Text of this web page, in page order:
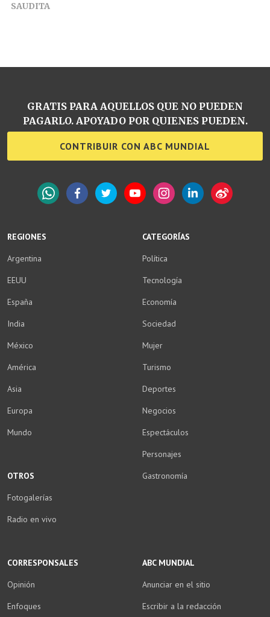
SAUDITA
REGIONES
Argentina
EEUU
España
India
México
América
Asia
Europa
Mundo
CATEGORÍAS
Política
Tecnología
Economía
Sociedad
Mujer
Turismo
Deportes
Negocios
Espectáculos
Personajes
Gastronomía
CORRESPONSALES
Opinión
Enfoques
OTROS
Fotogalerías
Radio en vivo
ABC MUNDIAL
Anunciar en el sitio
Escribir a la redacción
GRATIS PARA AQUELLOS QUE NO PUEDEN
PAGARLO. APOYADO POR QUIENES PUEDEN.
CONTRIBUIR CON ABC MUNDIAL